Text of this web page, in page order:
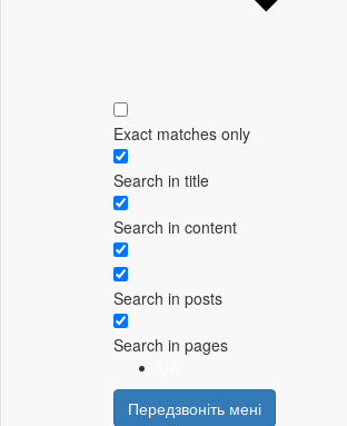
Exact matches only
Search in title
Search in content
Search in posts
Search in pages
Передзвоніть мені